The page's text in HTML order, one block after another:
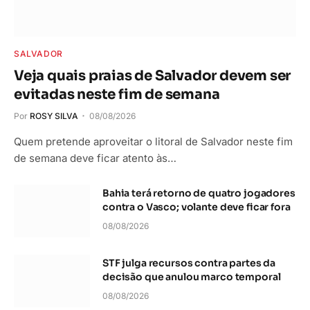
SALVADOR
Veja quais praias de Salvador devem ser
evitadas neste fim de semana
Por ROSY SILVA 08/08/2026
Quem pretende aproveitar o litoral de Salvador neste fim
de semana deve ficar atento às…
Bahia terá retorno de quatro jogadores
contra o Vasco; volante deve ficar fora
08/08/2026
STF julga recursos contra partes da
decisão que anulou marco temporal
08/08/2026